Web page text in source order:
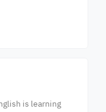
is learning